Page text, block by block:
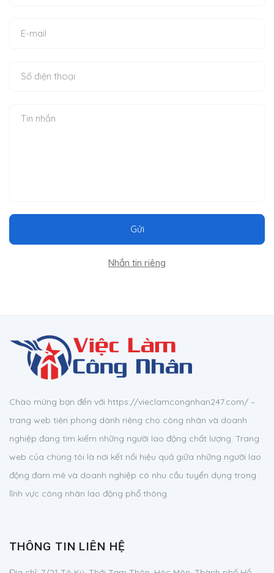
Gửi
Nhắn tin riêng
Chào mừng bạn đến với https://vieclamcongnhan247.com/ –
trang web tiên phong dành riêng cho công nhân và doanh
nghiệp đang tìm kiếm những người lao động chất lượng. Trang
web của chúng tôi là nơi kết nối hiệu quả giữa những người lao
động đam mê và doanh nghiệp có nhu cầu tuyển dụng trong
lĩnh vực công nhân lao động phổ thông.
THÔNG TIN LIÊN HỆ